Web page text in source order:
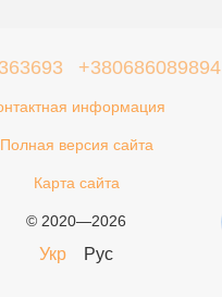
+380686089894
информация
Полная версия сайта
Карта сайта
© 2020—2026
Укр Рус